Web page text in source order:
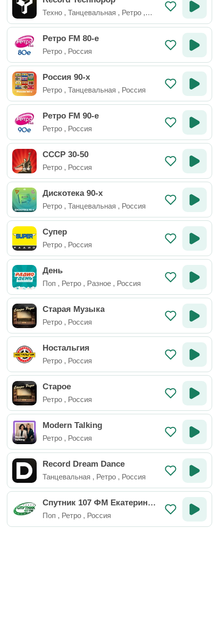
Техно , Танцевальная , Ретро ,
Электроника,Россия
Ретро FM 80-е
Ретро , Россия
Россия 90-х
Ретро , Танцевальная , Россия
Ретро FM 90-е
Ретро , Россия
СССР 30-50
Ретро , Россия
Дискотека 90-х
Ретро , Танцевальная , Россия
Супер
Ретро , Россия
День
Поп , Ретро , Разное , Россия
Старая Музыка
Ретро , Россия
Ностальгия
Ретро , Россия
Старое
Ретро , Россия
Modern Talking
Ретро , Россия
Record Dream Dance
Танцевальная , Ретро , Россия
Спутник 107 ФМ Екатеринбу
рг
Поп , Ретро , Россия